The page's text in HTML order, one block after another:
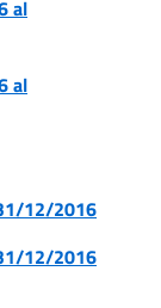
al
al
12/2016
12/2016